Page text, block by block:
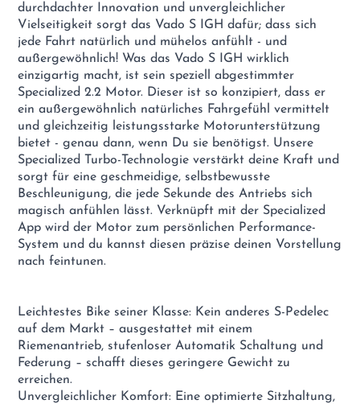
durchdachter Innovation und unvergleichlicher
Vielseitigkeit sorgt das Vado S IGH dafür; dass sich
jede Fahrt natürlich und mühelos anfühlt - und
außergewöhnlich! Was das Vado S IGH wirklich
einzigartig macht, ist sein speziell abgestimmter
Specialized 2.2 Motor. Dieser ist so konzipiert, dass er
ein außergewöhnlich natürliches Fahrgefühl vermittelt
und gleichzeitig leistungsstarke Motorunterstützung
bietet - genau dann, wenn Du sie benötigst. Unsere
Specialized Turbo-Technologie verstärkt deine Kraft und
sorgt für eine geschmeidige, selbstbewusste
Beschleunigung, die jede Sekunde des Antriebs sich
magisch anfühlen lässt. Verknüpft mit der Specialized
App wird der Motor zum persönlichen Performance-
System und du kannst diesen präzise deinen Vorstellung
nach feintunen.
Leichtestes Bike seiner Klasse: Kein anderes S-Pedelec
auf dem Markt – ausgestattet mit einem
Riemenantrieb, stufenloser Automatik Schaltung und
Federung – schafft dieses geringere Gewicht zu
erreichen.
Unvergleichlicher Komfort: Eine optimierte Sitzhaltung,